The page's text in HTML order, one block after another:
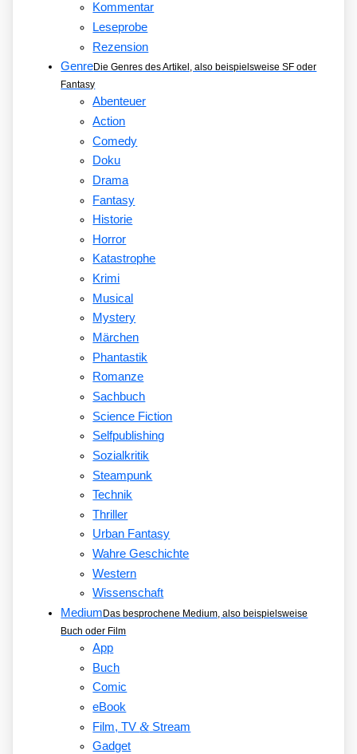
Kommentar
Leseprobe
Rezension
GenreDie Genres des Artikel, also beispielsweise SF oder
Fantasy
Abenteuer
Action
Comedy
Doku
Drama
Fantasy
Historie
Horror
Katastrophe
Krimi
Musical
Mystery
Märchen
Phantastik
Romanze
Sachbuch
Science Fiction
Selfpublishing
Sozialkritik
Steampunk
Technik
Thriller
Urban Fantasy
Wahre Geschichte
Western
Wissenschaft
Medium Das besprochene Medium, also beispielsweise
Buch oder Film
App
Buch
Comic
eBook
Film, TV&Stream
Gadget